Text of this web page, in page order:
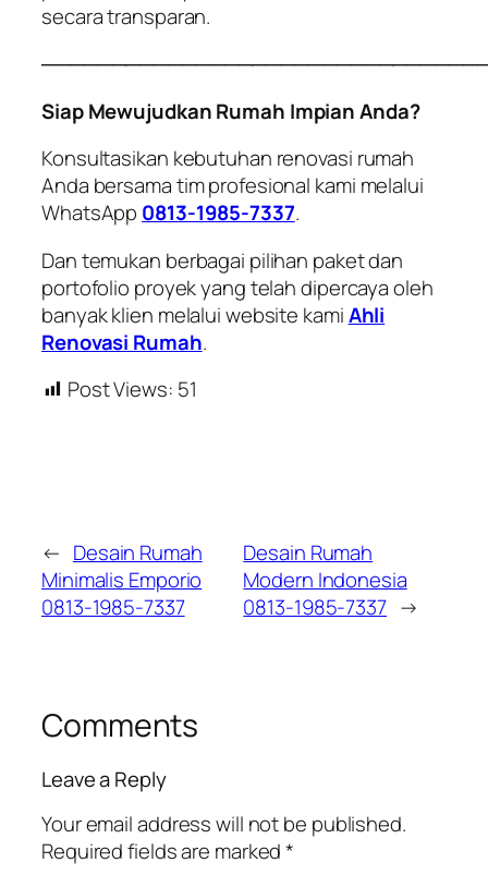
secara transparan.
Siap Mewujudkan Rumah Impian Anda?
Konsultasikan kebutuhan renovasi rumah
Anda bersama tim profesional kami melalui
WhatsApp 0813-1985-7337.
Dan temukan berbagai pilihan paket dan
portofolio proyek yang telah dipercaya oleh
banyak klien melalui website kamiAhli
Renovasi Rumah.
Post Views: 51
← Desain Rumah
Minimalis Emporio
0813-1985-7337
Desain Rumah
Modern Indonesia
0813-1985-7337 →
Comments
Leave a Reply
Your email address will not be published.
Required fields are marked*